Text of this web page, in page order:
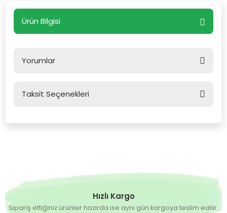
Ürün Bilgisi
Yorumlar
Taksit Seçenekleri
Hızlı Kargo
Sipariş ettiğiniz ürünler hazırda ise aynı gün kargoya teslim edilir.